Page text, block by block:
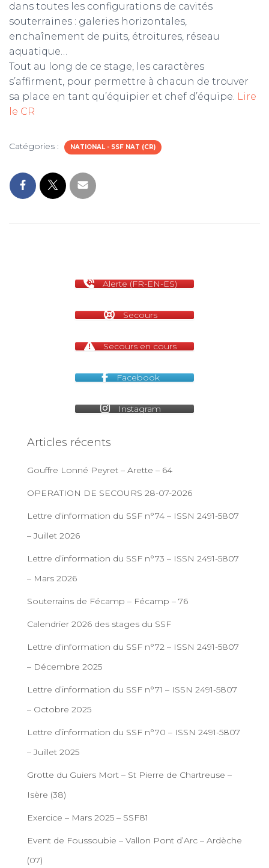
dans toutes les configurations de cavités
souterraines : galeries horizontales,
enchaînement de puits, étroitures, réseau
aquatique…
Tout au long de ce stage, les caractères
s’affirment, pour permettre à chacun de trouver
sa place en tant qu’équipier et chef d’équipe. Lire
le CR
Catégories : NATIONAL - SSF NAT (CR)
Alerte (FR-EN-ES)
Secours
Secours en cours
Facebook
Instagram
Articles récents
Gouffre Lonné Peyret – Arette – 64
OPERATION DE SECOURS 28-07-2026
Lettre d’information du SSF n°74 – ISSN 2491-5807
– Juillet 2026
Lettre d’information du SSF n°73 – ISSN 2491-5807
– Mars 2026
Souterrains de Fécamp – Fécamp – 76
Calendrier 2026 des stages du SSF
Lettre d’information du SSF n°72 – ISSN 2491-5807
– Décembre 2025
Lettre d’information du SSF n°71 – ISSN 2491-5807
– Octobre 2025
Lettre d’information du SSF n°70 – ISSN 2491-5807
– Juillet 2025
Grotte du Guiers Mort – St Pierre de Chartreuse –
Isère (38)
Exercice – Mars 2025 – SSF81
Event de Foussoubie – Vallon Pont d’Arc – Ardèche
(07)